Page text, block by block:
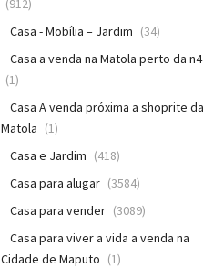
(912)
Casa - Mobília – Jardim (34)
Casa a venda na Matola perto da n4
(1)
Casa A venda próxima a shoprite da
Matola (1)
Casa e Jardim (418)
Casa para alugar (3584)
Casa para vender (3089)
Casa para viver a vida a venda na
Cidade de Maputo (1)